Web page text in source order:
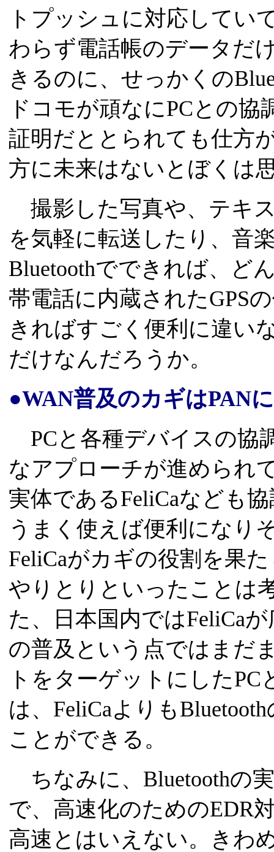
トプッシュに対応してい
わらず電話帳のデータだ
きるのに、せっかくの
ドコモが頑なにPCとの
証明だととられても仕方
方に未来はないとぼくは
撮影した写真や、テキ
を気軽に転送したり、音
Bluetoothでできれば、ど
帯電話に内蔵されたGPS
きればすごく便利に違い
だけなんだろうか。
●WAN普及のカギはPAN
PCと各種デバイスの協
なアプローチが進められ
実体であるFeliCaなども
うまく使えば便利になり
FeliCaがカギの役割を果
やりとりといったことは
た、日本国内ではFeliCa
の普及という点ではまだ
トをターゲットにした
は、FeliCaよりも
ことができる。
ちなみに、Bluetoothの
で、高速化のためのEDR
高速とはいえない。きわ